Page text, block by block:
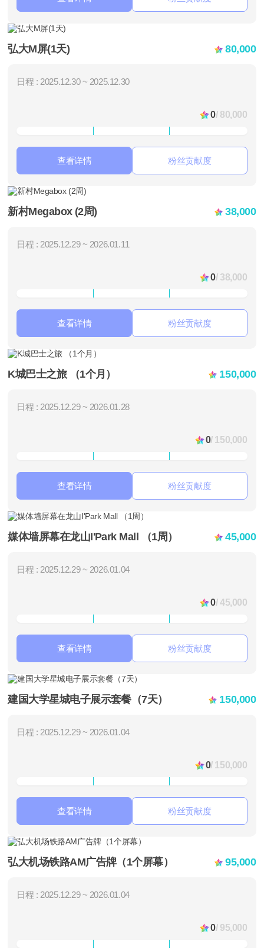
弘大M屏(1天) 80,000
日程 : 2025.12.30 ~ 2025.12.30
0/ 80,000
查看详情 粉丝贡献度
新村Megabox (2周) 38,000
日程 : 2025.12.29 ~ 2026.01.11
0/ 38,000
查看详情 粉丝贡献度
K城巴士之旅 （1个月） 150,000
日程 : 2025.12.29 ~ 2026.01.28
0/ 150,000
查看详情 粉丝贡献度
媒体墙屏幕在龙山I'Park Mall （1周） 45,000
日程 : 2025.12.29 ~ 2026.01.04
0/ 45,000
查看详情 粉丝贡献度
建国大学星城电子展示套餐（7天） 150,000
日程 : 2025.12.29 ~ 2026.01.04
0/ 150,000
查看详情 粉丝贡献度
弘大机场铁路AM广告牌（1个屏幕） 95,000
日程 : 2025.12.29 ~ 2026.01.04
0/ 95,000